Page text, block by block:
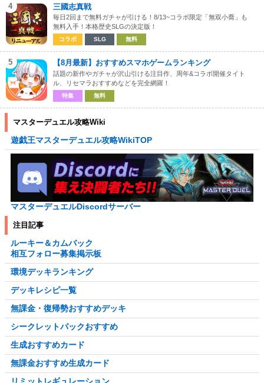
4 三國志真戦
毎日2回まで無料ガチャが引ける！8/13~コラボ限定「無双小喬」も
無料入手！本格歴史SLGの決定版！
コラボ SLG 無料
5 【8月最新】おすすめスマホゲームランキング
話題の新作やガチャが沢山引ける注目作、周年&コラボ開催タイト
ル、リセマラおすすめなどを完全網羅！
特集 無料
マスターデュエル攻略Wiki
遊戯王マスターデュエル攻略WikiTOP
マスターデュエルDiscordサーバー
注目記事
ルーキー＆カムバック
相互フォロー募集掲示板
環境デッキランキング
デッキレシピ一覧
無課金・復帰勢おすすめデッキ
シークレットパックおすすめ
生成おすすめカード
無課金おすすめ生成カード